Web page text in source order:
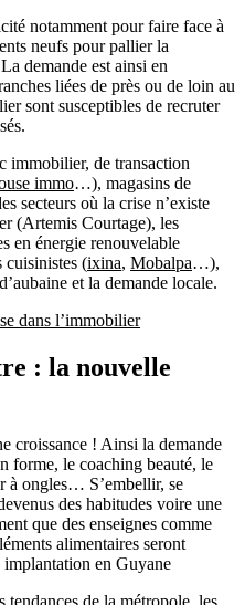
notamment pour faire face à
neufs pour pallier la
demande est ainsi en
liées de près ou de loin au
sont susceptibles de recruter
immobilier, de transaction
immo…), magasins de
secteurs où la crise n’existe
(Artemis Courtage), les
en énergie renouvelable
cuisinistes (ixina, Mobalpa…),
et la demande locale.
dans l’immobilier
: la nouvelle
croissance ! Ainsi la demande
forme, le coaching beauté, le
à ongles… S’embellir, se
des habitudes voire une
que des enseignes comme
alimentaires seront
implantation en Guyane
de la métropole, les